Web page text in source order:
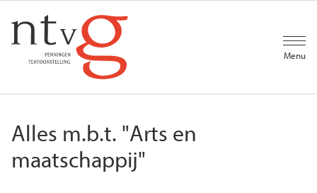
naar
de
inhoud
Menu
Alles m.b.t. "Arts en
maatschappij"